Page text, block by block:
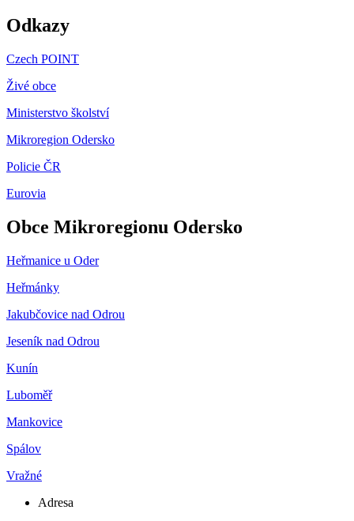
Odkazy
Czech POINT
Živé obce
Ministerstvo školství
Mikroregion Odersko
Policie ČR
Eurovia
Obce Mikroregionu Odersko
Heřmanice u Oder
Heřmánky
Jakubčovice nad Odrou
Jeseník nad Odrou
Kunín
Luboměř
Mankovice
Spálov
Vražné
Adresa